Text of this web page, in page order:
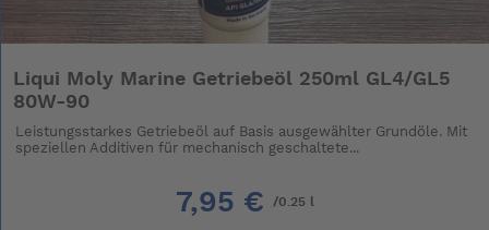
Liqui Moly Marine Getriebeöl 250ml GL4/GL5
80W-90
Leistungsstarkes Getriebeöl auf Basis ausgewählter Grundöle. Mit
speziellen Additiven für mechanisch geschaltete...
7,95 €/0.25 l